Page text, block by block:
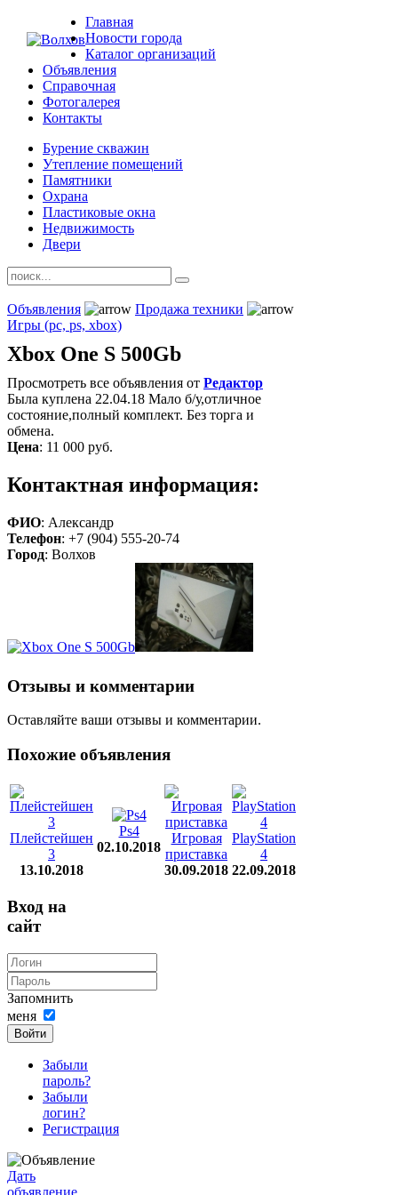
Главная
Новости города
Каталог организаций
Объявления
Справочная
Фотогалерея
Контакты
Бурение скважин
Утепление помещений
Памятники
Охрана
Пластиковые окна
Недвижимость
Двери
Объявления
Продажа техники
Игры (pc, ps, xbox)
Xbox One S 500Gb
Просмотреть все объявления от Редактор
Была куплена 22.04.18 Мало б/у,отличное
состояние,полный комплект. Без торга и
обмена.
Цена: 11 000 руб.
Контактная информация:
ФИО: Александр
Телефон: +7 (904) 555-20-74
Город: Волхов
Отзывы и комментарии
Оставляйте ваши отзывы и комментарии.
Похожие объявления
Плейстейшен
3
13.10.2018
Ps4
02.10.2018
Игровая
приставка
30.09.2018
PlayStation
4
22.09.2018
Вход на
сайт
Запомнить
меня
Войти
Забыли
пароль?
Забыли
логин?
Регистрация
Дать